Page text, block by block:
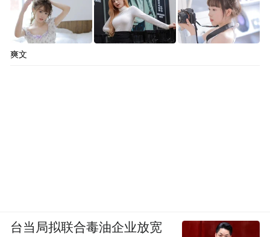
爽文
台当局拟联合毒油企业放宽